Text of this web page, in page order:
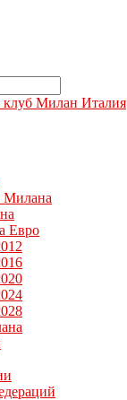
Милан Италия
Милана
Евро